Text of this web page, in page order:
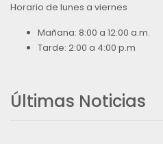
Horario de lunes a viernes
Mañana: 8:00 a 12:00 a.m.
Tarde: 2:00 a 4:00 p.m
Últimas Noticias